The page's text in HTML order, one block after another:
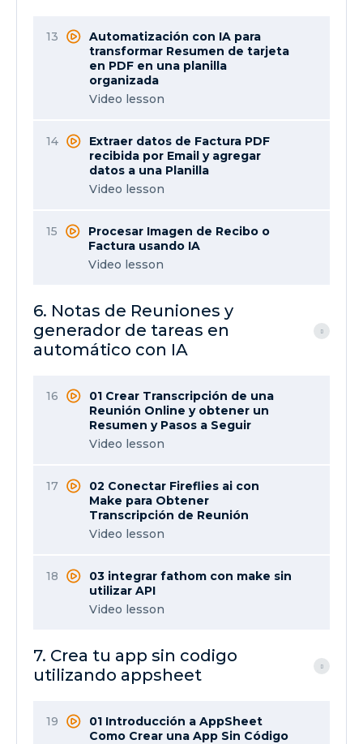
13
Automatización con IA para
transformar Resumen de tarjeta
en PDF en una planilla
organizada
Video lesson
14
Extraer datos de Factura PDF
recibida por Email y agregar
datos a una Planilla
Video lesson
15
Procesar Imagen de Recibo o
Factura usando IA
Video lesson
6. Notas de Reuniones y
generador de tareas en
automático con IA
16
01 Crear Transcripción de una
Reunión Online y obtener un
Resumen y Pasos a Seguir
Video lesson
17
02 Conectar Fireflies ai con
Make para Obtener
Transcripción de Reunión
Video lesson
18
03 integrar fathom con make sin
utilizar API
Video lesson
7. Crea tu app sin codigo
utilizando appsheet
19
01 Introducción a AppSheet
Como Crear una App Sin Código